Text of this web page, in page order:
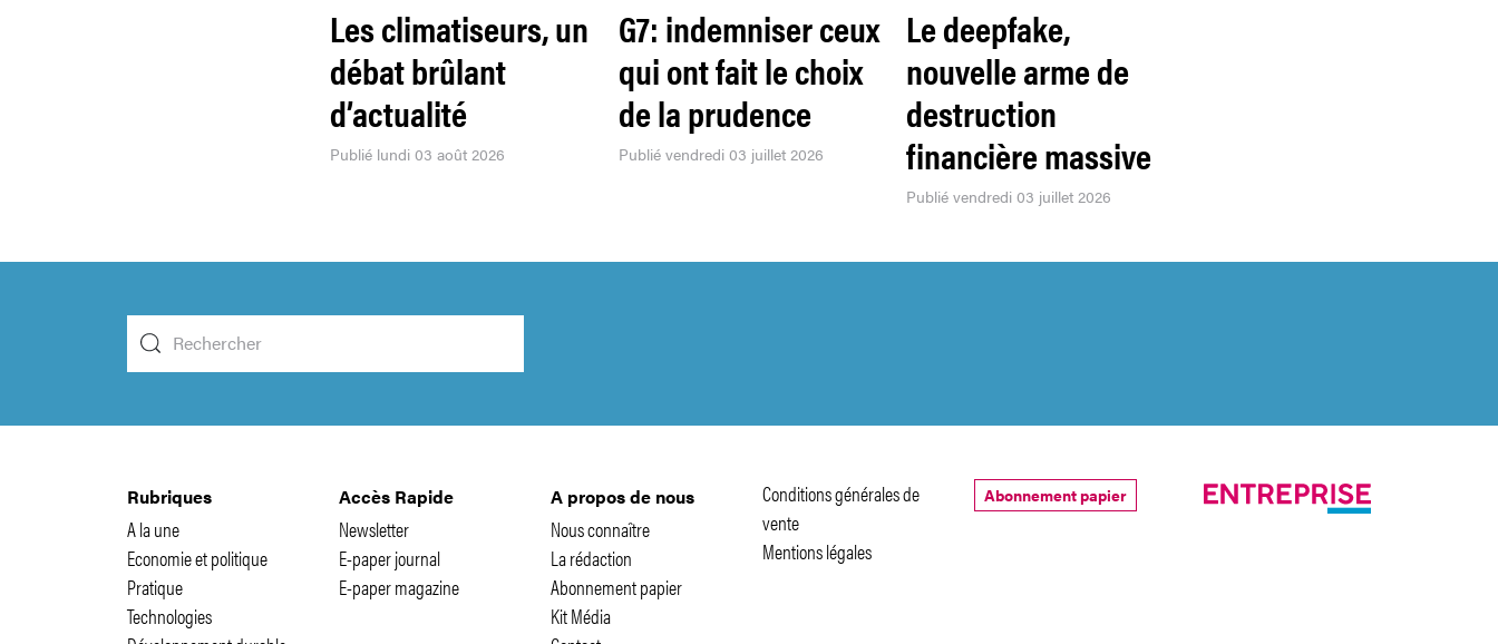
Les climatiseurs, un
débat brûlant
d’actualité
Publié lundi 03 août 2026
G7: indemniser ceux
qui ont fait le choix
de la prudence
Publié vendredi 03 juillet 2026
Le deepfake,
nouvelle arme de
destruction
financière massive
Publié vendredi 03 juillet 2026
Rubriques
A la une
Economie et politique
Pratique
Technologies
Accès Rapide
Newsletter
E-paper journal
E-paper magazine
A propos de nous
Nous connaître
La rédaction
Abonnement papier
Kit Média
Conditions générales de
vente
Mentions légales
Abonnement papier